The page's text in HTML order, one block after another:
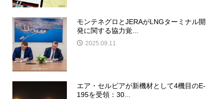
モンテネグロとJERAがLNGターミナル開
発に関する協力覚...
2025.09.11
エア・セルビアが新機材として4機目のE-
195を受領：30...